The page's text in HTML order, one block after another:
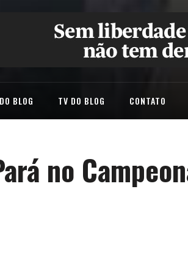
BLOG TV DO BLOG CONTATO
no